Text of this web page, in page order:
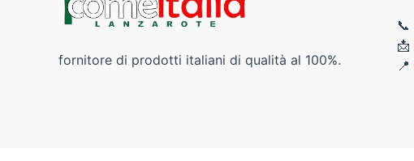
fornitore di prodotti italiani di qualità al 100%.
📞
📩
📍